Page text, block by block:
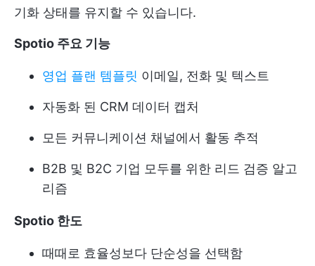
기화 상태를 유지할 수 있습니다.
Spotio 주요 기능
영업 플랜 템플릿 이메일, 전화 및 텍스트
자동화 된 CRM 데이터 캡처
모든 커뮤니케이션 채널에서 활동 추적
B2B 및 B2C 기업 모두를 위한 리드 검증 알고
리즘
Spotio 한도
때때로 효율성보다 단순성을 선택함